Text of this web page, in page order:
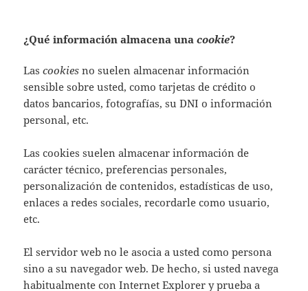
¿Qué información almacena unacookie?
Lascookies no suelen almacenar información
sensible sobre usted, como tarjetas de crédito o
datos bancarios, fotografías, su DNI o información
personal, etc.
Las cookies suelen almacenar información de
carácter técnico, preferencias personales,
personalización de contenidos, estadísticas de uso,
enlaces a redes sociales, recordarle como usuario,
etc.
El servidor web no le asocia a usted como persona
sino a su navegador web. De hecho, si usted navega
habitualmente con Internet Explorer y prueba a